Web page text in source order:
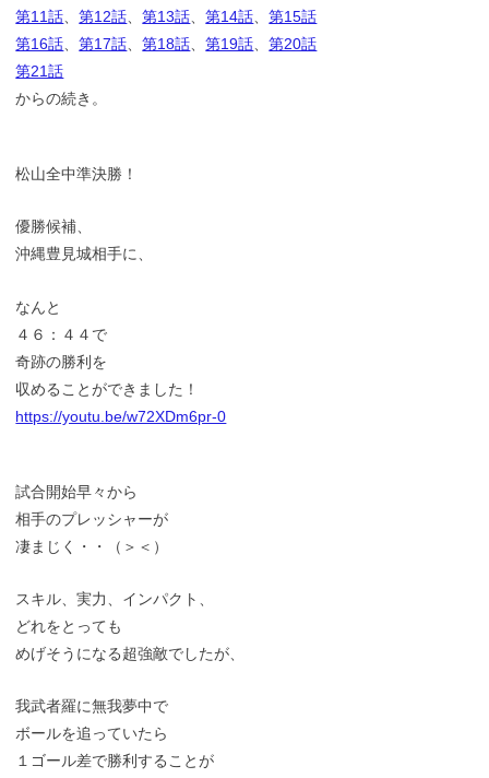
第11話 、第12話 、第13話 、第14話 、第15話
第16話 、第17話 、第18話 、第19話 、第20話
第21話
からの続き。
松山全中準決勝！
優勝候補、
沖縄豊見城相手に、
なんと
４６：４４で
奇跡の勝利を
収めることができました！
https://youtu.be/w72XDm6pr-0
試合開始早々から
相手のプレッシャーが
凄まじく・・（＞＜）
スキル、実力、インパクト、
どれをとっても
めげそうになる超強敵でしたが、
我武者羅に無我夢中で
ボールを追っていたら
１ゴール差で勝利することが